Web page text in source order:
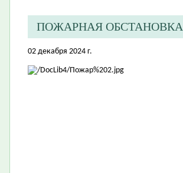
ПОЖАРНАЯ ОБСТАНОВКА
02 декабря 2024 г.